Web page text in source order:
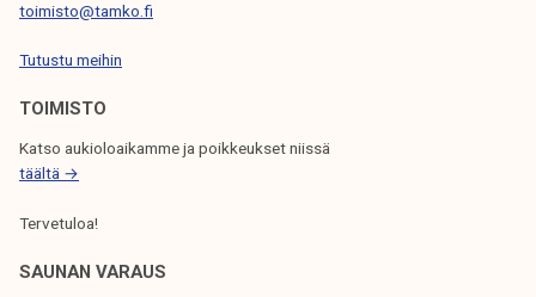
l
i
a
b
j
e
S
I
V
T
U
toimisto@tamko.fi
Tutustu meihin
TOIMISTO
Katso aukioloaikamme ja poikkeukset niissä
täältä →
Tervetuloa!
SAUNAN VARAUS